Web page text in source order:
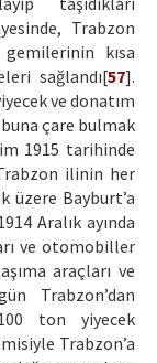
Trabzon
kısa
sağlandı[57].
ve donatım
buna çare bulmak
1915 tarihinde
ilinin her
üzere Bayburt’a
Aralık ayında
ve otomobiller
araçları ve
Trabzon’dan
ton yiyecek
Trabzon’a